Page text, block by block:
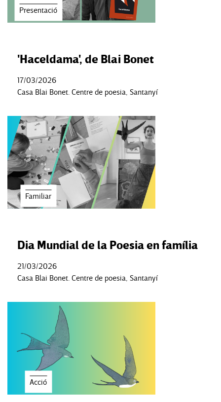
Presentació
'Haceldama', de Blai Bonet
17/03/2026
Casa Blai Bonet. Centre de poesia, Santanyí
Familiar
Dia Mundial de la Poesia en família
21/03/2026
Casa Blai Bonet. Centre de poesia, Santanyí
Acció